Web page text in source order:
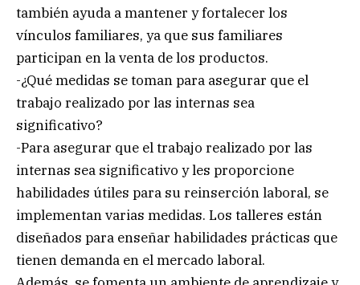
también ayuda a mantener y fortalecer los
vínculos familiares, ya que sus familiares
participan en la venta de los productos.
-¿Qué medidas se toman para asegurar que el
trabajo realizado por las internas sea
significativo?
-Para asegurar que el trabajo realizado por las
internas sea significativo y les proporcione
habilidades útiles para su reinserción laboral, se
implementan varias medidas. Los talleres están
diseñados para enseñar habilidades prácticas que
tienen demanda en el mercado laboral.